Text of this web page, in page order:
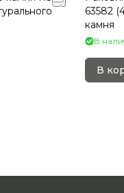
63582
камня
В
В